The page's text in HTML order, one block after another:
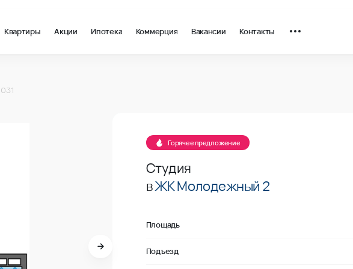
Квартиры Акции Ипотека Коммерция Вакансии Контакты
Горячее предложение
Студия
вЖК Молодежный 2
Площадь
Подъезд